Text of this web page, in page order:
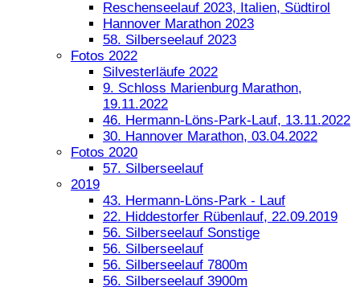
Reschenseelauf 2023, Italien, Südtirol
Hannover Marathon 2023
58. Silberseelauf 2023
Fotos 2022
Silvesterläufe 2022
9. Schloss Marienburg Marathon,
19.11.2022
46. Hermann-Löns-Park-Lauf, 13.11.2022
30. Hannover Marathon, 03.04.2022
Fotos 2020
57. Silberseelauf
2019
43. Hermann-Löns-Park - Lauf
22. Hiddestorfer Rübenlauf, 22.09.2019
56. Silberseelauf Sonstige
56. Silberseelauf
56. Silberseelauf 7800m
56. Silberseelauf 3900m